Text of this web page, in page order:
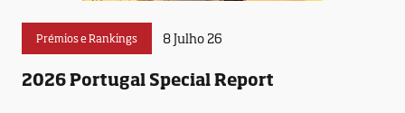
Prémios e Rankings 8 Julho 26
2026 Portugal Special Report